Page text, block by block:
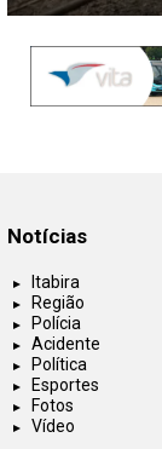
Notícias
Itabira
Região
Polícia
Acidente
Política
Esportes
Fotos
Vídeo